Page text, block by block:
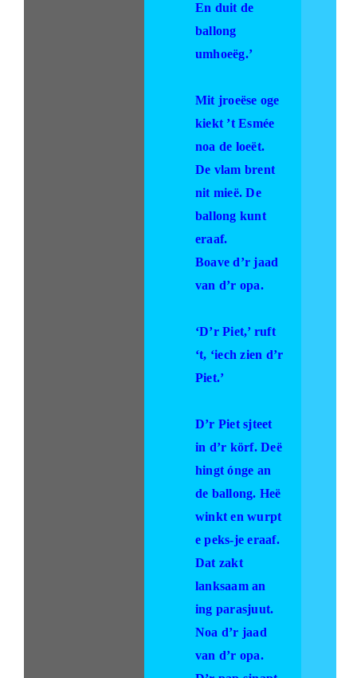
En duit de
ballong
umhoeëg.’
Mit jroeëse oge
kiekt ’t Esmée
noa de loeët.
De vlam brent
nit mieë. De
ballong kunt
eraaf.
Boave d’r jaad
van d’r opa.
‘D’r Piet,’ ruft
‘t, ‘iech zien d’r
Piet.’
D’r Piet sjteet
in d’r körf. Deë
hingt ónge an
de ballong. Heë
winkt en wurpt
e peks-je eraaf.
Dat zakt
lanksaam an
ing parasjuut.
Noa d’r jaad
van d’r opa.